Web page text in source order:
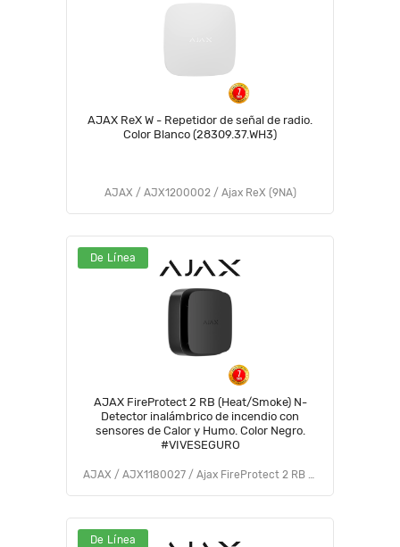
AJAX ReX W - Repetidor de señal de radio.
Color Blanco (28309.37.WH3)
AJAX / AJX1200002 / Ajax ReX (9NA)
De Línea
AJAX FireProtect 2 RB (Heat/Smoke) N-
Detector inalámbrico de incendio con
sensores de Calor y Humo. Color Negro.
#VIVESEGURO
AJAX / AJX1180027 / Ajax FireProtect 2 RB (Heat/Smoke) (9NA)
De Línea